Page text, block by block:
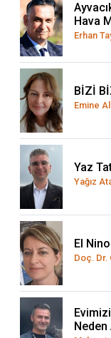
Hava
Erhan
BİZİ
Emine
Yaz
Yağız
El
Doç. Dr.
Neden